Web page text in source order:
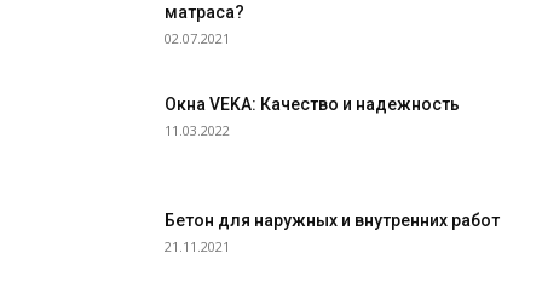
матраса?
02.07.2021
Окна VEKA: Качество и надежность
11.03.2022
Бетон для наружных и внутренних работ
21.11.2021